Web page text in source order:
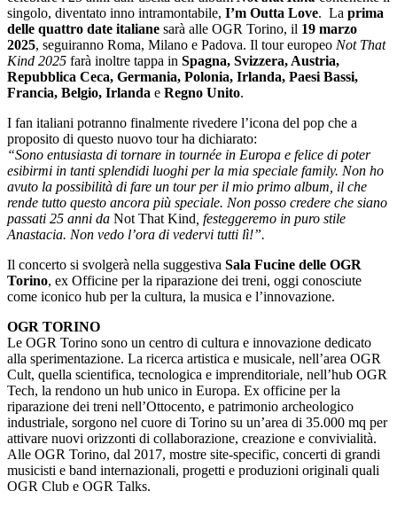
singolo, diventato inno intramontabile, I’m Outta Love. La prima
delle quattro date italiane sarà alle OGR Torino, il 19 marzo
2025, seguiranno Roma, Milano e Padova. Il tour europeo Not That
Kind 2025 farà inoltre tappa in Spagna, Svizzera, Austria,
Repubblica Ceca, Germania, Polonia, Irlanda, Paesi Bassi,
Francia, Belgio, Irlanda e Regno Unito.
I fan italiani potranno finalmente rivedere l’icona del pop che a
proposito di questo nuovo tour ha dichiarato:
“Sono entusiasta di tornare in tournée in Europa e felice di poter
esibirmi in tanti splendidi luoghi per la mia speciale family. Non ho
avuto la possibilità di fare un tour per il mio primo album, il che
rende tutto questo ancora più speciale. Non posso credere che siano
passati 25 anni da Not That Kind , festeggeremo in puro stile
Anastacia. Non vedo l’ora di vedervi tutti lì!”.
Il concerto si svolgerà nella suggestiva Sala Fucine delle OGR
Torino, ex Officine per la riparazione dei treni, oggi conosciute
come iconico hub per la cultura, la musica e l’innovazione.
OGR TORINO
Le OGR Torino sono un centro di cultura e innovazione dedicato
alla sperimentazione. La ricerca artistica e musicale, nell’area OGR
Cult, quella scientifica, tecnologica e imprenditoriale, nell’hub OGR
Tech, la rendono un hub unico in Europa. Ex officine per la
riparazione dei treni nell’Ottocento, e patrimonio archeologico
industriale, sorgono nel cuore di Torino su un’area di 35.000 mq per
attivare nuovi orizzonti di collaborazione, creazione e convivialità.
Alle OGR Torino, dal 2017, mostre site-specific, concerti di grandi
musicisti e band internazionali, progetti e produzioni originali quali
OGR Club e OGR Talks.